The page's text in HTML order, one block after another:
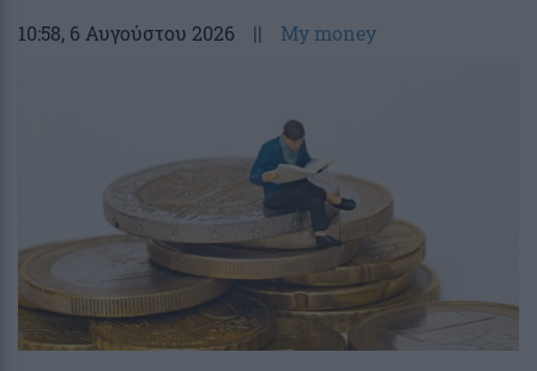
10:58, 6 Αυγούστου 2026 || My money